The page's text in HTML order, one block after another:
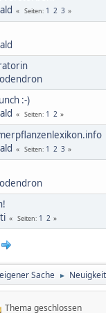
Seiten 1 2 3
:-)
Seiten 1 2
Seiten 1 2 3
Seiten 1 2
Sache ►
Thema geschlossen